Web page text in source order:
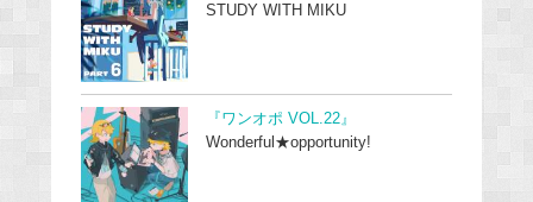
STUDY WITH MIKU
『ワンオポ VOL.22』
Wonderful★opportunity!